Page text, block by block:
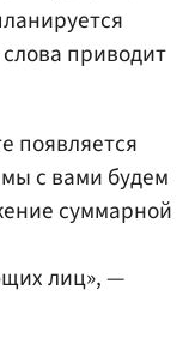
слова приводит
появляется
с вами будем
суммарной
лиц», —